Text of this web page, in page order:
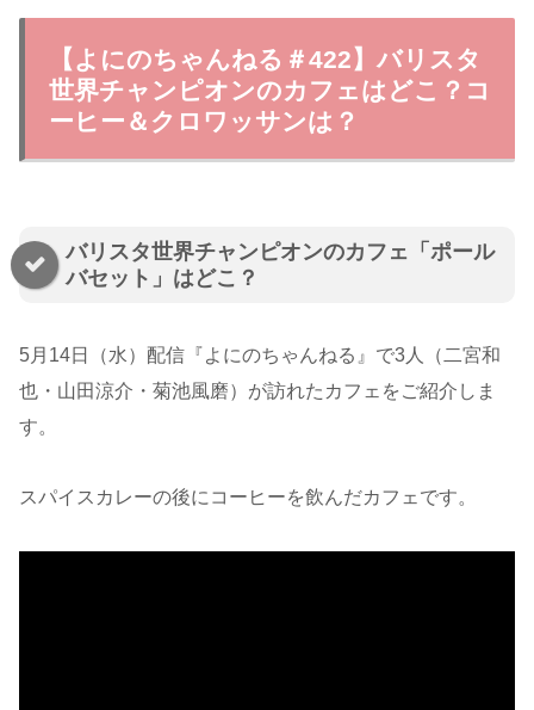
【よにのちゃんねる＃422】バリスタ
世界チャンピオンのカフェはどこ？コ
ーヒー＆クロワッサンは？
バリスタ世界チャンピオンのカフェ「ポール
バセット」はどこ？
5月14日（水）配信『よにのちゃんねる』で3人（二宮和
也・山田涼介・菊池風磨）が訪れたカフェをご紹介しま
す。
スパイスカレーの後にコーヒーを飲んだカフェです。